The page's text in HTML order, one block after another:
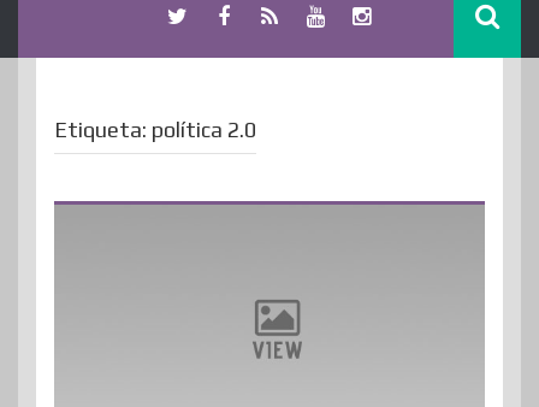
Etiqueta: política 2.0